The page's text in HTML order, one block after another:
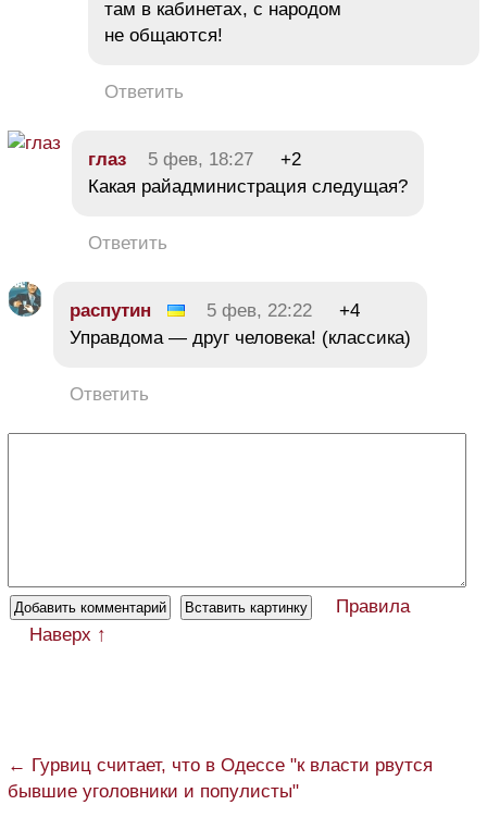
там в кабинетах, с народом
не общаются!
Ответить
глаз 5 фев, 18:27
+2
Какая райадминистрация следущая?
Ответить
распутин 5 фев, 22:22
+4
Управдома — друг человека! (классика)
Ответить
Правила
Наверх ↑
← Гурвиц считает, что в Одессе "к власти рвутся
бывшие уголовники и популисты"